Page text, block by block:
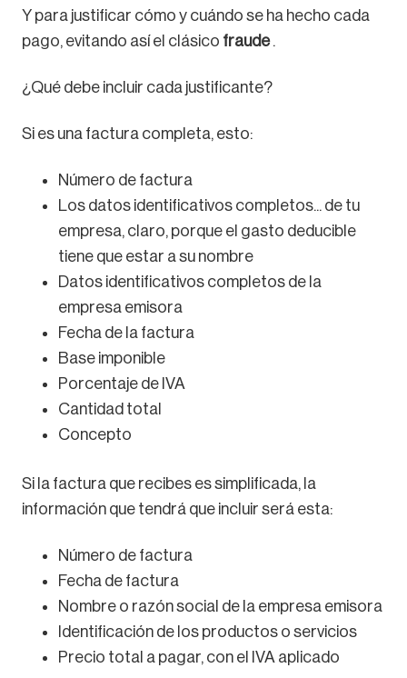
Y para justificar cómo y cuándo se ha hecho cada
pago, evitando así el clásico fraude.
¿Qué debe incluir cada justificante?
Si es una factura completa, esto:
Número de factura
Los datos identificativos completos... de tu
empresa, claro, porque el gasto deducible
tiene que estar a su nombre
Datos identificativos completos de la
empresa emisora
Fecha de la factura
Base imponible
Porcentaje de IVA
Cantidad total
Concepto
Si la factura que recibes es simplificada, la
información que tendrá que incluir será esta:
Número de factura
Fecha de factura
Nombre o razón social de la empresa emisora
Identificación de los productos o servicios
Precio total a pagar, con el IVA aplicado